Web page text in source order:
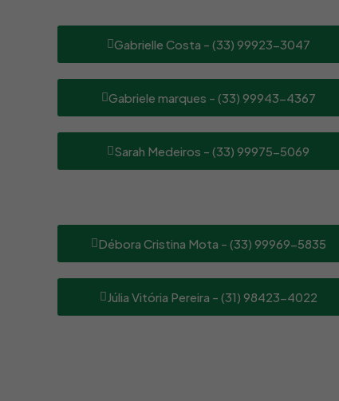
Gabrielle Costa - (33) 99923-3047
Gabriele marques - (33) 99943-4367
Sarah Medeiros - (33) 99975-5069
Débora Cristina Mota - (33) 99969-5835
Júlia Vitória Pereira - (31) 98423-4022